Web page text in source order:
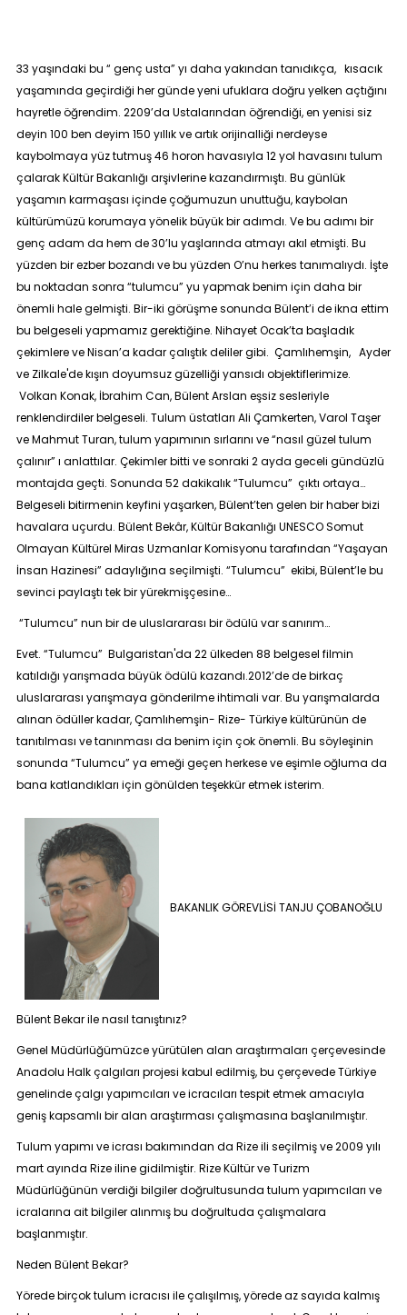
33 yaşındaki bu “ genç usta” yı daha yakından tanıdıkça, kısacık
yaşamında geçirdiği her günde yeni ufuklara doğru yelken açtığını
hayretle öğrendim. 2209’da Ustalarından öğrendiği, en yenisi siz
deyin 100 ben deyim 150 yıllık ve artık orijinalliği nerdeyse
kaybolmaya yüz tutmuş 46 horon havasıyla 12 yol havasını tulum
çalarak Kültür Bakanlığı arşivlerine kazandırmıştı. Bu günlük
yaşamın karmaşası içinde çoğumuzun unuttuğu, kaybolan
kültürümüzü korumaya yönelik büyük bir adımdı. Ve bu adımı bir
genç adam da hem de 30’lu yaşlarında atmayı akıl etmişti. Bu
yüzden bir ezber bozandı ve bu yüzden O’nu herkes tanımalıydı. İşte
bu noktadan sonra “tulumcu” yu yapmak benim için daha bir
önemli hale gelmişti. Bir-iki görüşme sonunda Bülent’i de ikna ettim
bu belgeseli yapmamız gerektiğine. Nihayet Ocak’ta başladık
çekimlere ve Nisan’a kadar çalıştık deliler gibi. Çamlıhemşin, Ayder
ve Zilkale'de kışın doyumsuz güzelliği yansıdı objektiflerimize.
Volkan Konak, İbrahim Can, Bülent Arslan eşsiz sesleriyle
renklendirdiler belgeseli. Tulum üstatları Ali Çamkerten, Varol Taşer
ve Mahmut Turan, tulum yapımının sırlarını ve “nasıl güzel tulum
çalınır” ı anlattılar. Çekimler bitti ve sonraki 2 ayda geceli gündüzlü
montajda geçti. Sonunda 52 dakikalık “Tulumcu” çıktı ortaya…
Belgeseli bitirmenin keyfini yaşarken, Bülent’ten gelen bir haber bizi
havalara uçurdu. Bülent Bekâr, Kültür Bakanlığı UNESCO Somut
Olmayan Kültürel Miras Uzmanlar Komisyonu tarafından “Yaşayan
İnsan Hazinesi” adaylığına seçilmişti. “Tulumcu” ekibi, Bülent’le bu
sevinci paylaştı tek bir yürekmişçesine…
“Tulumcu” nun bir de uluslararası bir ödülü var sanırım…
Evet. “Tulumcu” Bulgaristan'da 22 ülkeden 88 belgesel filmin
katıldığı yarışmada büyük ödülü kazandı.2012’de de birkaç
uluslararası yarışmaya gönderilme ihtimali var. Bu yarışmalarda
alınan ödüller kadar, Çamlıhemşin- Rize- Türkiye kültürünün de
tanıtılması ve tanınması da benim için çok önemli. Bu söyleşinin
sonunda “Tulumcu” ya emeği geçen herkese ve eşimle oğluma da
bana katlandıkları için gönülden teşekkür etmek isterim.
BAKANLIK GÖREVLİSİ TANJU ÇOBANOĞLU
Bülent Bekar ile nasıl tanıştınız?
Genel Müdürlüğümüzce yürütülen alan araştırmaları çerçevesinde
Anadolu Halk çalgıları projesi kabul edilmiş, bu çerçevede Türkiye
genelinde çalgı yapımcıları ve icracıları tespit etmek amacıyla
geniş kapsamlı bir alan araştırması çalışmasına başlanılmıştır.
Tulum yapımı ve icrası bakımından da Rize ili seçilmiş ve 2009 yılı
mart ayında Rize iline gidilmiştir. Rize Kültür ve Turizm
Müdürlüğünün verdiği bilgiler doğrultusunda tulum yapımcıları ve
icralarına ait bilgiler alınmış bu doğrultuda çalışmalara
başlanmıştır.
Neden Bülent Bekar?
Yörede birçok tulum icracısı ile çalışılmış, yörede az sayıda kalmış